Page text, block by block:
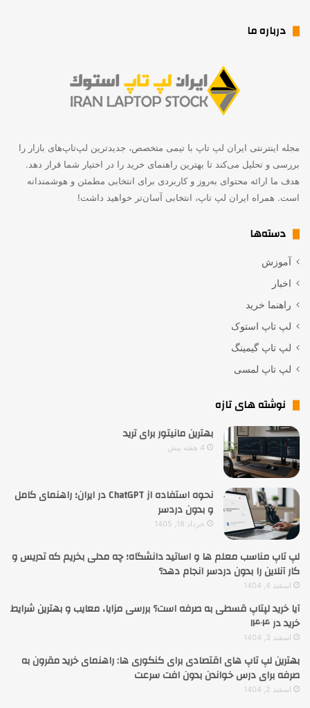
درباره ما
مجله اینترنتی ایران لپ تاپ با تیمی متخصص، جدیدترین لپ‌تاپ‌های بازار را
بررسی و تحلیل می‌کند تا بهترین راهنمای خرید را در اختیار شما قرار دهد.
هدف ما ارائه محتوای به‌روز و کاربردی برای انتخابی مطمئن و هوشمندانه
است. همراه ایران لپ تاپ، انتخابی آسان‌تر خواهید داشت!
دسته‌ها
آموزش
اخبار
راهنما خرید
لپ تاپ استوک
لپ تاپ گیمینگ
لپ تاپ لمسی
نوشته های تازه
بهترین مانیتور برای ترید
4 هفته پیش
نحوه استفاده از ChatGPT در ایران؛ راهنمای کامل
و بدون دردسر
خرداد 18, 1405
لپ تاپ مناسب معلم ها و اساتید دانشگاه؛ چه مدلی بخریم که تدریس و
کار آنلاین را بدون دردسر انجام دهد؟
اسفند 4, 1404
آیا خرید لپتاپ قسطی به صرفه است؟ بررسی مزایا، معایب و بهترین شرایط
خرید در ۱۴۰۴
اسفند 3, 1404
بهترین لپ تاپ های اقتصادی برای کنکوری ها: راهنمای خرید مقرون به
صرفه برای درس خواندن بدون افت سرعت
اسفند 2, 1404